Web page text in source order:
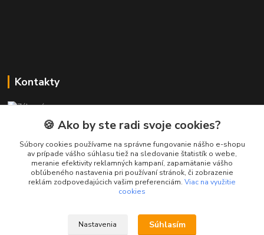
Kontakty
+421 911 010 560
Po-Pia, 13-17 hod.
info@presmartfon.sk
🍪 Ako by ste radi svoje cookies?
Súbory cookies používame na správne fungovanie nášho e-shopu
av prípade vášho súhlasu tiež na sledovanie štatistík o webe,
meranie efektivity reklamných kampaní, zapamätanie vášho
obľúbeného nastavenia pri používaní stránok, či zobrazenie
reklám zodpovedajúcich vašim preferenciám. Viac na využitie
cookies
Nastavenia Súhlasím